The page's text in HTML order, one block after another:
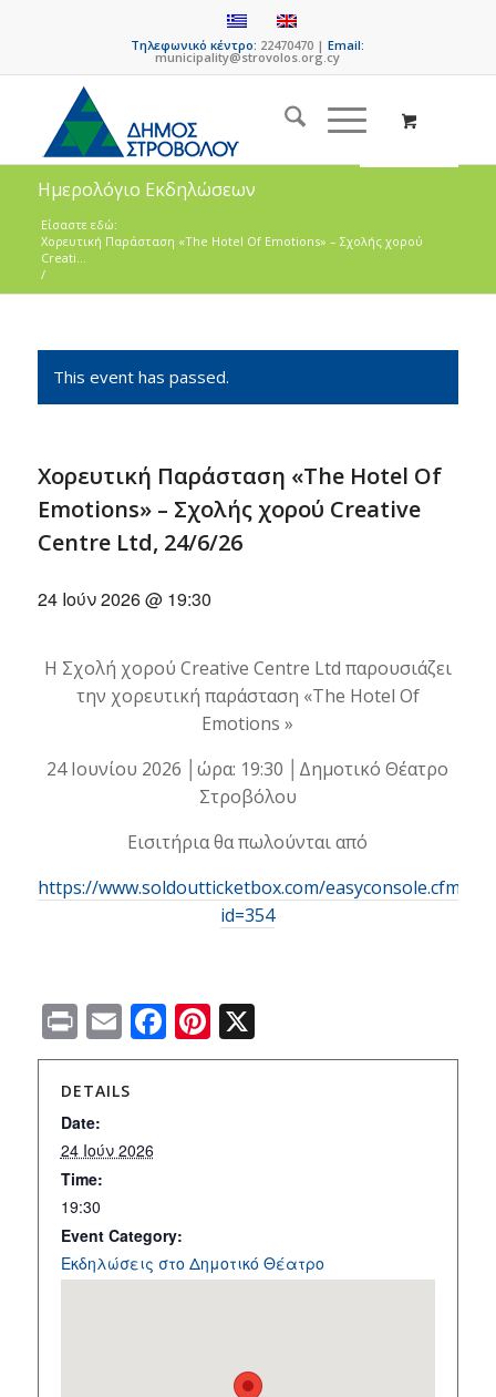
Τηλεφωνικό κέντρο: 22470470 |Email:
municipality@strovolos.org.cy
Ημερολόγιο Εκδηλώσεων
Είσαστε εδώ:
Χορευτική Παράσταση «The Hotel Of Emotions» – Σχολής χορού
Creati...
/
This event has passed.
Χορευτική Παράσταση «The Hotel Of
Emotions» – Σχολής χορού Creative
Centre Ltd, 24/6/26
24 Ιούν 2026 @ 19:30
Η Σχολή χορού Creative Centre Ltd παρουσιάζει
την χορευτική παράσταση «The Hotel Of
Emotions »
24 Ιουνίου 2026 │ώρα: 19:30 │Δημοτικό Θέατρο
Στροβόλου
Εισιτήρια θα πωλούνται από
https://www.soldoutticketbox.com/easyconsole.cfm?
id=354
PrintEmailFacebook
Pinterest
X
DETAILS
Date:
24 Ιούν 2026
Time:
19:30
Event Category:
Εκδηλώσεις στο Δημοτικό Θέατρο